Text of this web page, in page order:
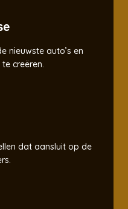
nieuwste auto’s en
creëren.
dat aansluit op de